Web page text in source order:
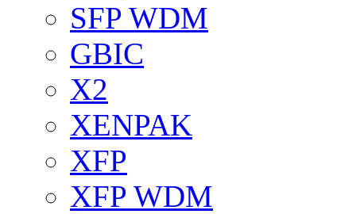
SFP WDM
GBIC
X2
XENPAK
XFP
XFP WDM